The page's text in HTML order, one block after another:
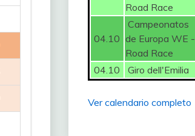
Road Race
04.10
Campeonatos
de Europa WE -
Road Race
04.10 Giro dell'Emilia
Ver calendario completo